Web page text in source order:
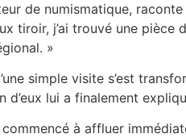
de numismatique,
tiroir, j’ai trouvé une
»
simple visite s’est
d’eux lui a finalement
à affluer